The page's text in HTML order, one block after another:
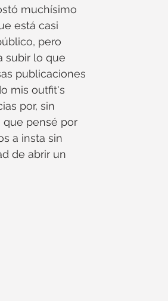
muchísimo
está casi
pero
subir lo que
publicaciones
mis outfit's
por, sin
que pensé por
a insta sin
de abrir un